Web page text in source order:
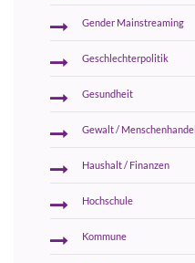
Gender Mainstreaming
Geschlechterpolitik
Gesundheit
Gewalt / Menschenhandel
Haushalt / Finanzen
Hochschule
Kommune